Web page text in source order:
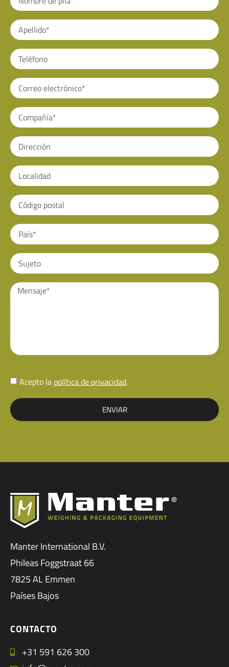
Acepto la política de privacidad.
ENVIAR
Manter International B.V.
Phileas Foggstraat 66
7825 AL Emmen
Países Bajos
CONTACTO
+31 591 626 300